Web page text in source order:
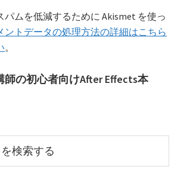
パムを低減するために Akismet を使っ
ントデータの処理方法の詳細はこちら
。
師の初心者向けAfter Effects本